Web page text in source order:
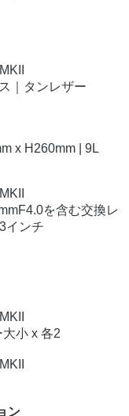
｜タンレザー
x H260mm | 9L
を含む交換レ
インチ
小 x 各2
ン